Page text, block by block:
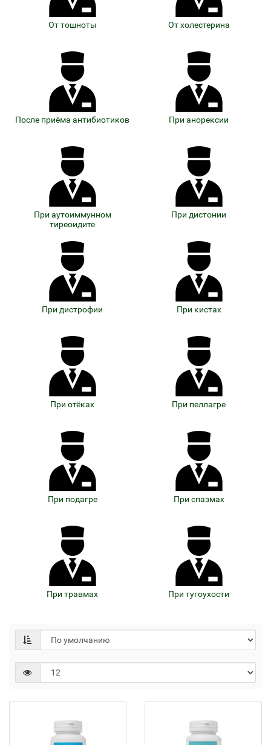
От тошноты От холестерина
После приёма антибиотиков При анорексии
При аутоиммунном
тиреоидите
При дистонии
При дистрофии При кистах
При отёках При пеллагре
При подагре При спазмах
При травмах При тугоухости